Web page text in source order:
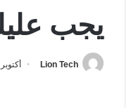
يجب
Lion Tech أكتوبر 30, 2025